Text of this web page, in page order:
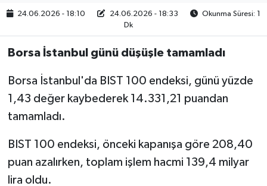
24.06.2026 - 18:10 24.06.2026 - 18:33
Okunma Süresi: 1
Dk
Borsa İstanbul günü düşüşle tamamladı
Borsa İstanbul'da BIST 100 endeksi, günü yüzde
1,43 değer kaybederek 14.331,21 puandan
tamamladı.
BIST 100 endeksi, önceki kapanışa göre 208,40
puan azalırken, toplam işlem hacmi 139,4 milyar
lira oldu.
Ekonomik Takvim
Gizlilik Sözleşmesi
İletişim